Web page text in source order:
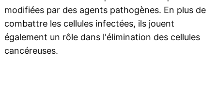
modifiées par des agents pathogènes. En plus de
combattre les cellules infectées, ils jouent
également un rôle dans l'élimination des cellules
cancéreuses.